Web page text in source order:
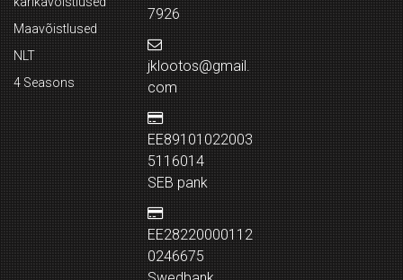
Maavõistlused
NLT
4 Seasons
7926
jklootos@gmail.
com
EE89101022003
5116014
SEB pank
EE28220000112
0246675